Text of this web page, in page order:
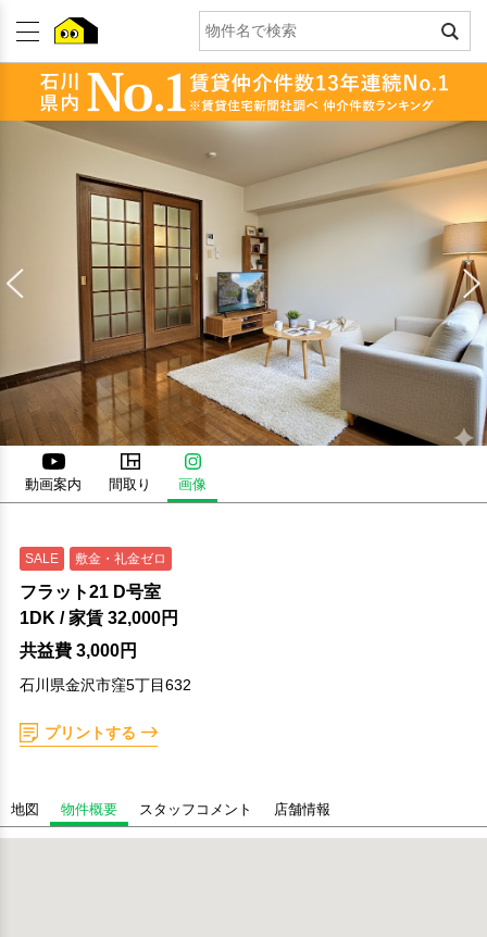
動画案内 間取り 画像
SALE 敷金・礼金ゼロ
フラット21 D号室
1DK / 家賃 32,000円
共益費 3,000円
石川県金沢市窪5丁目632
プリントする
地図 物件概要 スタッフコメント 店舗情報